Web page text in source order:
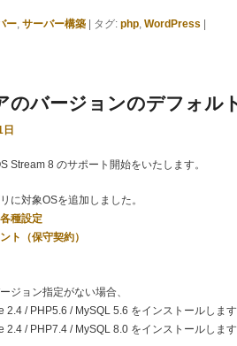
ー, サーバー構築 タグ: php, WordPress
のバージョンのデフォル
Stream 8 のサポート開始をいたします。
に対象OSを追加しました。
種設定
ト（保守契約）
ジョン指定がない場合、
2.4 / PHP5.6 / MySQL 5.6 をインストールしま
2.4 / PHP7.4 / MySQL 8.0 をインストールしま